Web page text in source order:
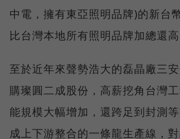
中電，擁有東亞照明品牌)的新台
比台灣本地所有照明品牌加總還高
至於近年來聲勢浩大的磊晶廠三
購璨圓二成股份，高薪挖角台灣
能規模大幅增加，還跨足到封測
成上下游整合的一條龍生產線，